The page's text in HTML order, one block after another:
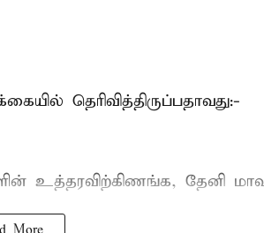
தெரிவித்திருப்பதாவது:-
உத்தரவிற்கிணங்க, தேனி